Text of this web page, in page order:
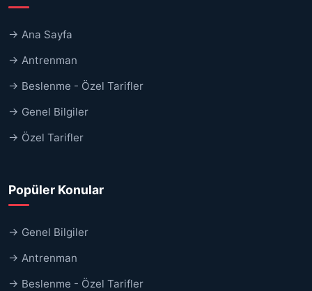
→ Ana Sayfa
→ Antrenman
→ Beslenme - Özel Tarifler
→ Genel Bilgiler
→ Özel Tarifler
Popüler Konular
→ Genel Bilgiler
→ Antrenman
→ Beslenme - Özel Tarifler